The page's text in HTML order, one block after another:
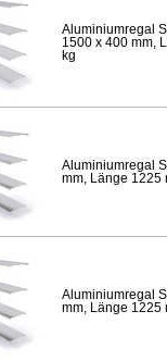
Aluminiumregal
1500 x 400 mm,
kg
Aluminiumregal
mm, Länge 1225
Aluminiumregal
mm, Länge 1225